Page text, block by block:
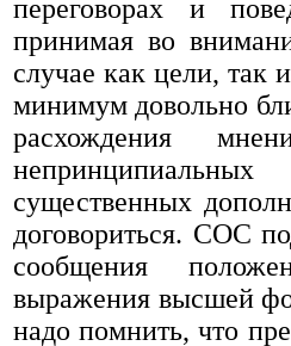
переговорах и
принимая во
случае как цели,
минимум довольно
расхождения
существенных
договориться. СОС
сообщения
выражения высшей
надо помнить, что